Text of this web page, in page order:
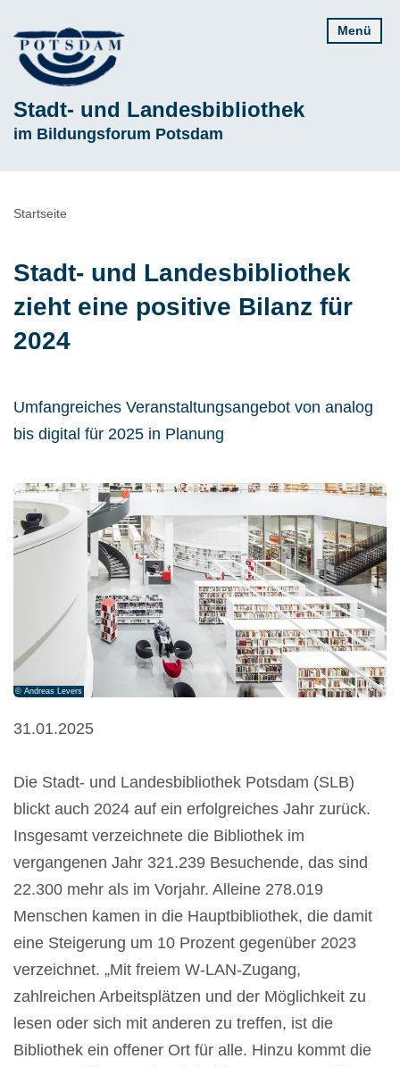
zum
Inhalt
Stadt- und Landesbibliothek
Subline
im Bildungsforum Potsdam
Menü
Pfadnavigation
Startseite
Stadt- und Landesbibliothek
zieht eine positive Bilanz für
2024
Umfangreiches Veranstaltungsangebot von analog
bis digital für 2025 in Planung
© Andreas Levers
31.01.2025
Die Stadt- und Landesbibliothek Potsdam (SLB)
blickt auch 2024 auf ein erfolgreiches Jahr zurück.
Insgesamt verzeichnete die Bibliothek im
vergangenen Jahr 321.239 Besuchende, das sind
22.300 mehr als im Vorjahr. Alleine 278.019
Menschen kamen in die Hauptbibliothek, die damit
eine Steigerung um 10 Prozent gegenüber 2023
verzeichnet. „Mit freiem W-LAN-Zugang,
zahlreichen Arbeitsplätzen und der Möglichkeit zu
lesen oder sich mit anderen zu treffen, ist die
Bibliothek ein offener Ort für alle. Hinzu kommt die